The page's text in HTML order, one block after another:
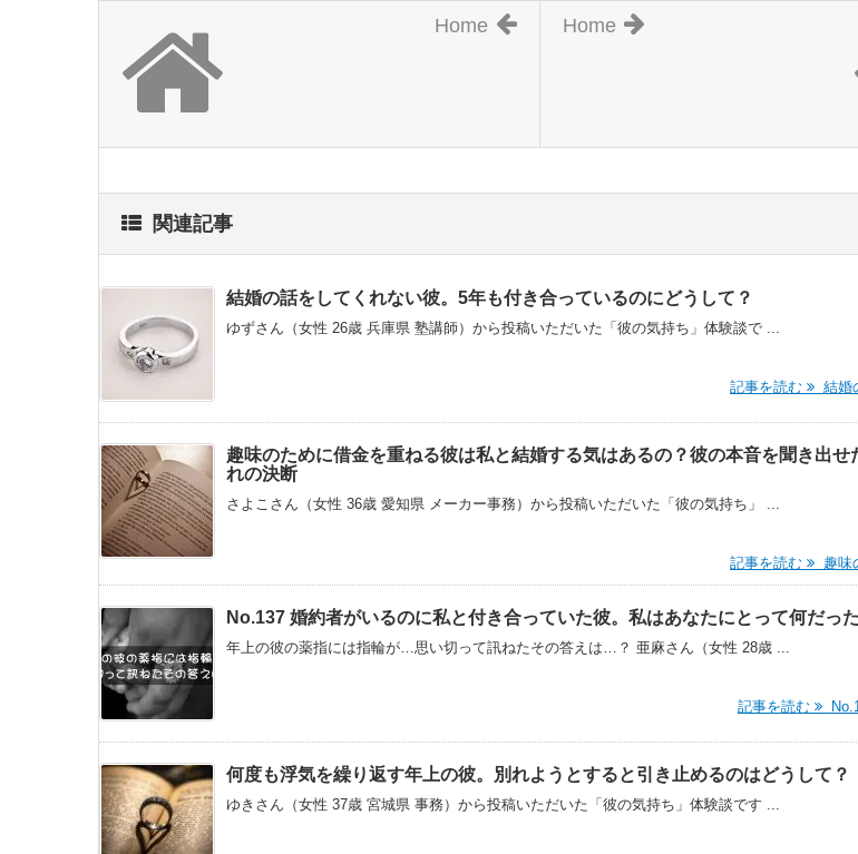
Home
Home
関連記事
結婚の話をしてくれない彼。5年も付き合っているのにどうして？
ゆずさん（女性 26歳 兵庫県 塾講師）から投稿いただいた「彼の気持ち」体験談で ...
記事を読む 結婚
趣味のために借金を重ねる彼は私と結婚する気はあるの？彼の本音を聞き出せ
れの決断
さよこさん（女性 36歳 愛知県 メーカー事務）から投稿いただいた「彼の気持ち」 ...
記事を読む 趣味
No.137 婚約者がいるのに私と付き合っていた彼。私はあなたにとって何だっ
年上の彼の薬指には指輪が…思い切って訊ねたその答えは…？ 亜麻さん（女性 28歳 ...
記事を読む
何度も浮気を繰り返す年上の彼。別れようとすると引き止めるのはどうして？
ゆきさん（女性 37歳 宮城県 事務）から投稿いただいた「彼の気持ち」体験談です ...